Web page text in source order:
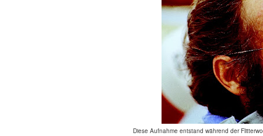
Diese Aufnahme entstand während der